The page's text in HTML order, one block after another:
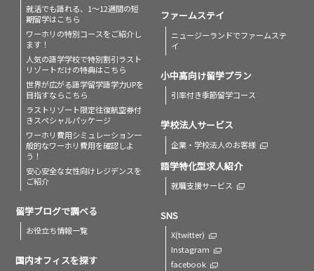
就活でも語れる、1〜12週間の短
期留学はこちら
ワーホリの特別コースをご紹介し
ます！
人気の語学学校で特別割引ラスト
リゾートだけの特典はこちら
世界が広がる語学留学語学力UPを
目指すならこちら
ラストリゾート限定往復航空券付
きスペシャルパッケージ
ワーホリ費用シミュレーション一
般的なワーホリ費用を確認しよ
う！
安心安全な女性向けレジデンスを
ご紹介
留学ブログで調べる
お役立ち情報一覧
国内オフィスを探す
ファームステイ
ニュージーランドでファームステ
イ
小中高向け留学プラン
引率付き季節留学コース
学校法人サービス
企業・学校法人のお客様
語学特化型求人紹介
就職支援サービス
SNS
X(twitter)
Instagram
facebook